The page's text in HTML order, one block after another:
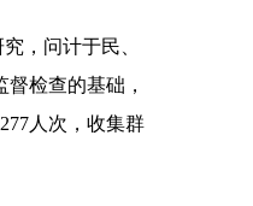
，问计于民、
检查的基础，
人次，收集群